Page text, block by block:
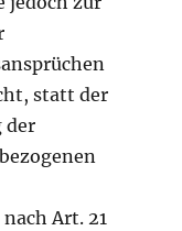
statt der
der
Art. 21